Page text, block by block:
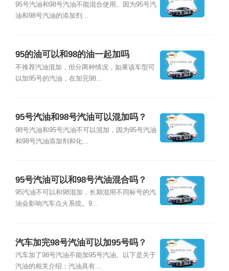
95号汽油和98号汽油不能混合使用。因为95号汽
油和98号汽油的添加剂...
95的油可以和98的油一起加吗
不推荐汽油混加，但分两种情况，如果该车型可
以加95号的汽油，在加完98...
95号汽油和98号汽油可以混加吗？
98号汽油和95号汽油不可以混加，因为95号汽油
和98号汽油添加剂和化...
95号汽油可以和98号汽油混合吗？
95汽油不可以和98混加，长期混用不同标号的汽
油会影响汽车点火系统。9...
汽车加完98号汽油可以加95号吗？
汽车加了98号汽油不能加95号汽油。以下是关于
汽油的相关介绍：汽油具有...